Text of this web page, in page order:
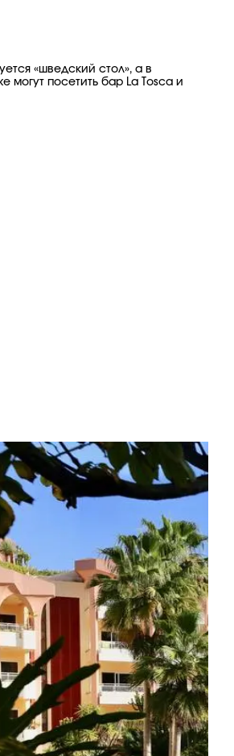
«шведский стол», а в
посетить бар La Tosca и